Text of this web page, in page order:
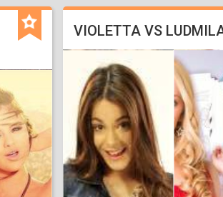
VIOLETTA VS